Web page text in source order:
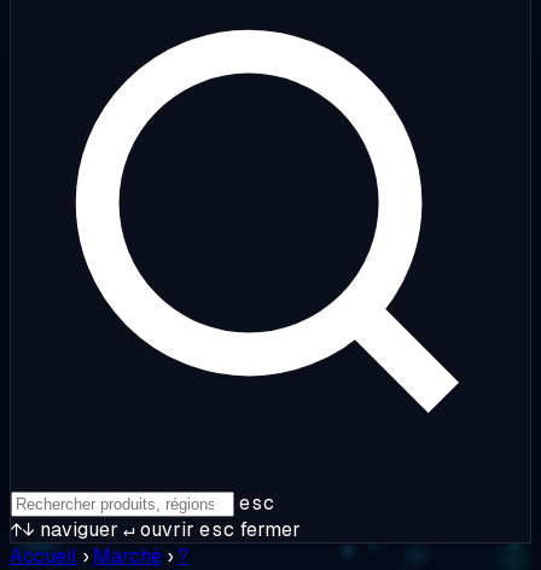
esc
↑↓ naviguer ↵ouvrir esc fermer
Accueil › Marché › ?